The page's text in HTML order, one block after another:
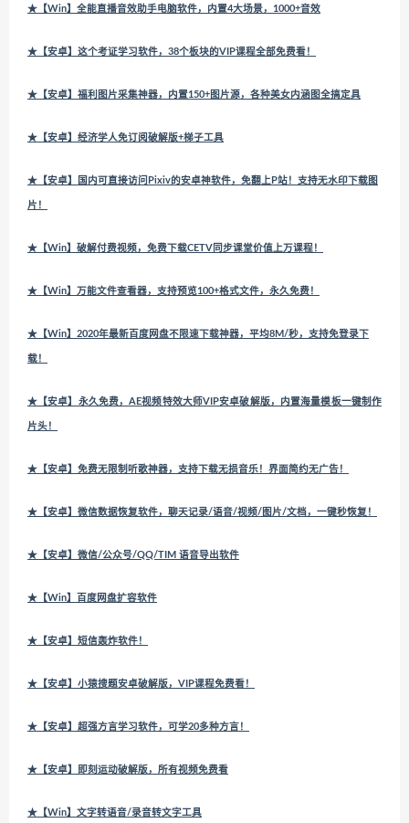
★【Win】全能直播音效助手电脑软件，内置4大场景，1000+音效
★【安卓】这个考证学习软件，38个板块的VIP课程全部免费看！
★【安卓】福利图片采集神器，内置150+图片源，各种美女内涵图全搞定具
★【安卓】经济学人免订阅破解版+梯子工具
★【安卓】国内可直接访问Pixiv的安卓神软件，免翻上P站！支持无水印下载图
片！
★【Win】破解付费视频，免费下载CETV同步课堂价值上万课程！
★【Win】万能文件查看器，支持预览100+格式文件，永久免费！
★【Win】2020年最新百度网盘不限速下载神器，平均8M/秒，支持免登录下
载！
★【安卓】永久免费，AE视频特效大师VIP安卓破解版，内置海量模板一键制作
片头！
★【安卓】免费无限制听歌神器，支持下载无损音乐！界面简约无广告！
★【安卓】微信数据恢复软件，聊天记录/语音/视频/图片/文档，一键秒恢复！
★【安卓】微信/公众号/QQ/TIM 语音导出软件
★【Win】百度网盘扩容软件
★【安卓】短信轰炸软件！
★【安卓】小猿搜题安卓破解版，VIP课程免费看！
★【安卓】超强方言学习软件，可学20多种方言！
★【安卓】即刻运动破解版，所有视频免费看
★【Win】文字转语音/录音转文字工具